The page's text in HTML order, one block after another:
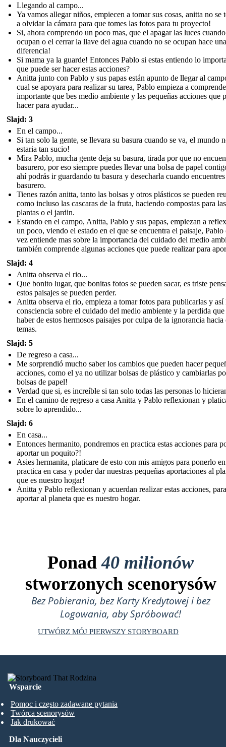
Llegando al campo...
Ya vamos allegar niños, empiecen a tomar sus cosas, anitta no se
a olvidar la cámara para que tomes las fotos para tu proyecto!
Si, ahora comprendo un poco mas, que el apagar las luces
ocupan o el cerrar la llave del agua cuando no se ocupan hace
diferencia!
Si mama ya la guarde! Entonces Pablo si estas entiendo lo
que puede ser hacer estas acciones?
Anitta junto con Pablo y sus papas están apunto de llegar al
cual se apoyara para realizar su tarea, Pablo empieza a
importante que bes medio ambiente y las pequeñas acciones que
hacer para ayudar...
Slajd: 3
En el campo...
Si tan solo la gente, se llevara su basura cuando se va, el mundo
estaria tan sucio!
Mira Pablo, mucha gente deja su basura, tirada por que no
basurero, por eso siempre puedes llevar una bolsa de papel
ahí podrás ir guardando tu basura y desecharla cuando
basurero.
Tienes razón anitta, tanto las bolsas y otros plásticos se pueden
como incluso las cascaras de la fruta, haciendo compostas para las
plantas o el jardin.
Estando en el campo, Anitta, Pablo y sus papas, empiezan a
un poco, viendo el estado en el que se encuentra el paisaje, Pablo
vez entiende mas sobre la importancia del cuidado del medio
también comprende algunas acciones que puede realizar para
Slajd: 4
Anitta observa el rio...
Que bonito lugar, que bonitas fotos se pueden sacar, es triste
estos paisajes se pueden perder.
Anitta observa el rio, empieza a tomar fotos para publicarlas y así
consciencia sobre el cuidado del medio ambiente y la perdida que
haber de estos hermosos paisajes por culpa de la ignorancia hacia
temas.
Slajd: 5
De regreso a casa...
Me sorprendió mucho saber los cambios que pueden hacer
acciones, como el ya no utilizar bolsas de plástico y cambiarlas
bolsas de papel!
Verdad que si, es increíble si tan solo todas las personas lo
En el camino de regreso a casa Anitta y Pablo reflexionan y
sobre lo aprendido...
Slajd: 6
En casa...
Entonces hermanito, pondremos en practica estas acciones para
aportar un poquito?!
Asies hermanita, platicare de esto con mis amigos para ponerlo en
practica en casa y poder dar nuestras pequeñas aportaciones al
que es nuestro hogar!
Anitta y Pablo reflexionan y acuerdan realizar estas acciones, para
aportar al planeta que es nuestro hogar.
Ponad40 milionów
stworzonych scenorysów
Bez Pobierania, bez Karty Kredytowej i bez
Logowania, aby Spróbować!
UTWÓRZ MÓJ PIERWSZY STORYBOARD
Wsparcie
Pomoc i często zadawane pytania
Twórca scenorysów
Jak drukować
Dla Nauczycieli